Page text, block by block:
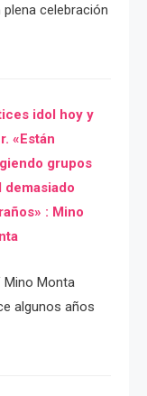
celebración
idol hoy y
«Están
grupos
demasiado
: Mino
Mino Monta
algunos años